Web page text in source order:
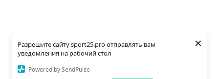
Разрешите сайту sport25.pro отправлять вам
уведомления на рабочий стол
Powered by SendPulse
×